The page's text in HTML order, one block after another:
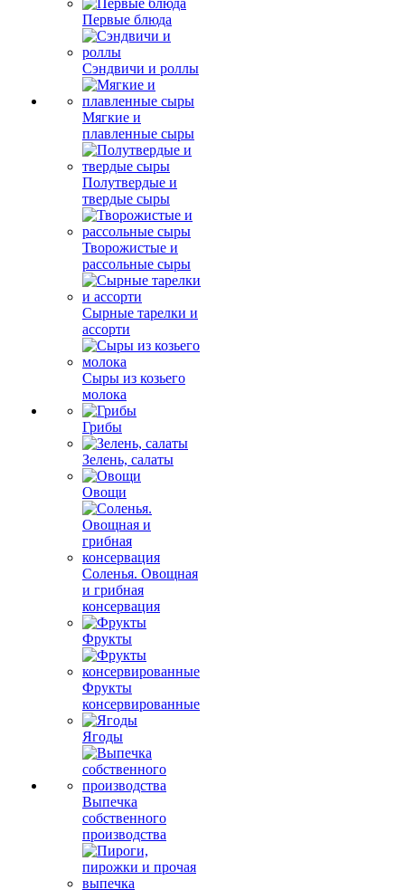
Первые блюда
Сэндвичи и роллы
Мягкие и
плавленные сыры
Полутвердые и
твердые сыры
Творожистые и
рассольные сыры
Сырные тарелки и
ассорти
Сыры из козьего
молока
Грибы
Зелень, салаты
Овощи
Соленья. Овощная
и грибная
консервация
Фрукты
Фрукты
консервированные
Ягоды
Выпечка
собственного
производства